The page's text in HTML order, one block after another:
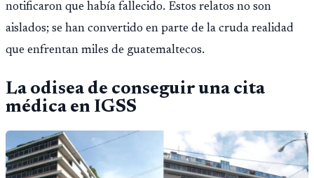
notificaron que había fallecido. Estos relatos no son
aislados; se han convertido en parte de la cruda realidad
que enfrentan miles de guatemaltecos.
La odisea de conseguir una cita
médica en IGSS